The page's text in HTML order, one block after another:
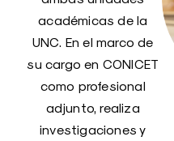
académicas de la
UNC. En el marco de
su cargo en CONICET
como profesional
adjunto, realiza
investigaciones y